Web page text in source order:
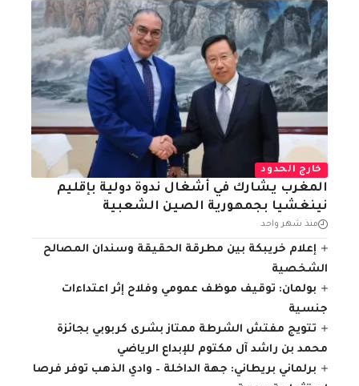
خارج الحدود
المغرب يشارك في أشغال ندوة دولية بإقليم
نينغشيا بجمهورية الصين الشعبية
منذ شهر واحد
إعلام خريبكة بين مطرقة الحقيقة وسندان المصالح
الشخصية
بولمان: توقيف موظف عمومي وفلاح إثر اعتداءات
جنسية
تتويج مفتش الشرطة ممتاز بشرى كربوبي بجائزة
محمد بن راشد آل مكتوم للإبداع الرياضي
برلماني بريطاني: جهة الداخلة – وادي الذهب توفر فرصا